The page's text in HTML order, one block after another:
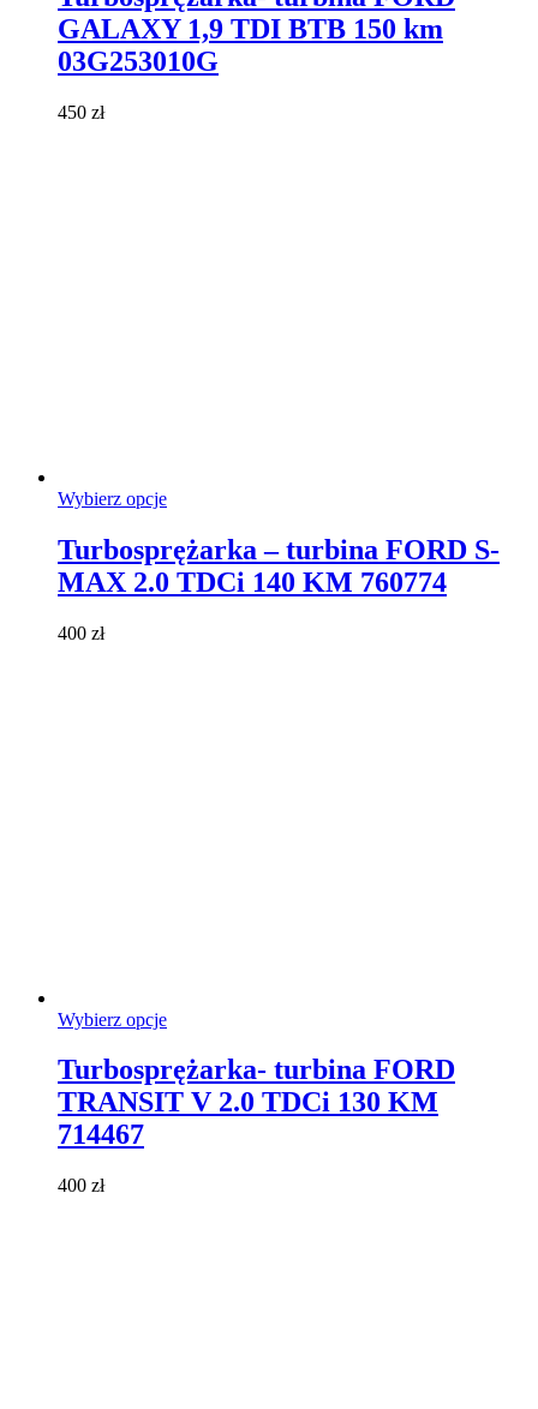
wiele
wariantów.
Opcje
można
GALAXY 1,9 TDI BTB 150 km
03G253010G
450 zł
Wybierz opcjeTen
wiele
wariantów.
Turbosprężarka – turbina FORD S-
MAX 2.0 TDCi 140 KM 760774
400 zł
Wybierz opcjeTen
ma
wiele
wariantów.
Turbosprężarka- turbina FORD
TRANSIT V 2.0 TDCi 130 KM
714467
400 zł